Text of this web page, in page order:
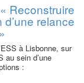
Reconstruire
relance
à Lisbonne, sur
au sein d’une
: